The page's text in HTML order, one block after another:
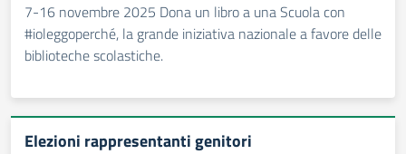
7-16 novembre 2025 Dona un libro a una Scuola con
#ioleggoperché, la grande iniziativa nazionale a favore delle
biblioteche scolastiche.
Elezioni rappresentanti genitori